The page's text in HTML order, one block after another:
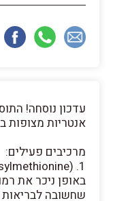
עדכון נוסחה!
אנטריות מצופות
מרכיבים פעילים: